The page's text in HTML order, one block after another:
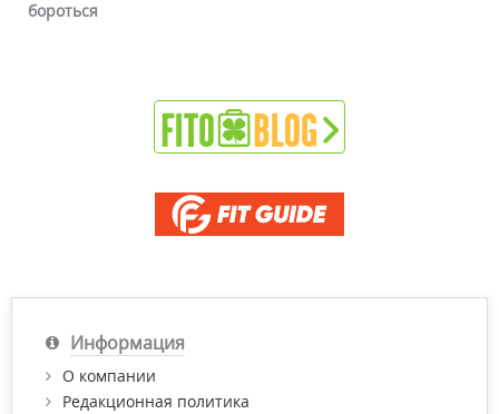
Информация
О компании
Редакционная политика